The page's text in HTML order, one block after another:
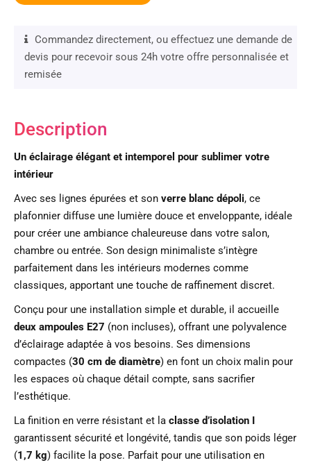
Commandez directement, ou effectuez une demande de
devis pour recevoir sous 24h votre offre personnalisée et
remisée
Description
Un éclairage élégant et intemporel pour sublimer votre
intérieur
Avec ses lignes épurées et son verre blanc dépoli, ce
plafonnier diffuse une lumière douce et enveloppante, idéale
pour créer une ambiance chaleureuse dans votre salon,
chambre ou entrée. Son design minimaliste s’intègre
parfaitement dans les intérieurs modernes comme
classiques, apportant une touche de raffinement discret.
Conçu pour une installation simple et durable, il accueille
deux ampoules E27 (non incluses), offrant une polyvalence
d’éclairage adaptée à vos besoins. Ses dimensions
compactes (30 cm de diamètre) en font un choix malin pour
les espaces où chaque détail compte, sans sacrifier
l’esthétique.
La finition en verre résistant et la classe d’isolation I
garantissent sécurité et longévité, tandis que son poids léger
(1,7 kg) facilite la pose. Parfait pour une utilisation en